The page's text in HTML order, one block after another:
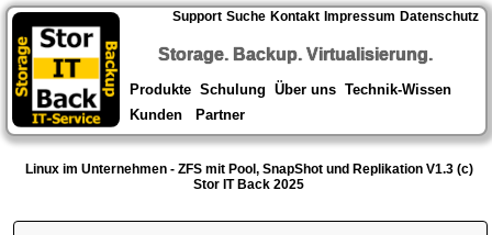
Support Suche Kontakt Impressum Datenschutz
Storage. Backup. Virtualisierung.
Produkte Schulung Über uns Technik-Wissen
Kunden
Partner
Linux im Unternehmen - ZFS mit Pool, SnapShot und Replikation V1.3 (c)
Stor IT Back 2025